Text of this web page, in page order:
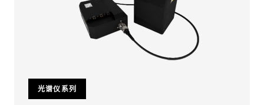
光谱仪系列